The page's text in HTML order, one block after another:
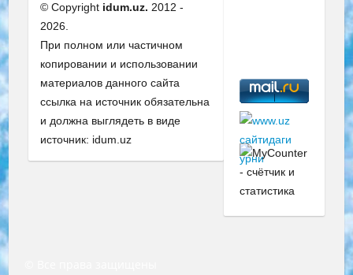
© Copyright idum.uz. 2012 -
2026.
При полном или частичном
копировании и использовании
материалов данного сайта
ссылка на источник обязательна
и должна выглядеть в виде
источник: idum.uz